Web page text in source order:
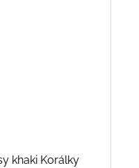
khaki Korálky